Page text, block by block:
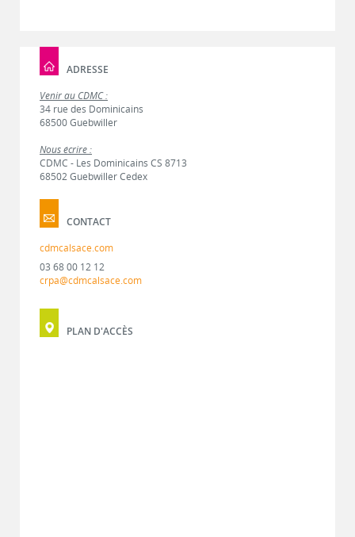
ADRESSE
Venir au CDMC :
34 rue des Dominicains
68500 Guebwiller
Nous écrire :
CDMC - Les Dominicains CS 8713
68502 Guebwiller Cedex
CONTACT
cdmcalsace.com
03 68 00 12 12
crpa@cdmcalsace.com
PLAN D'ACCÈS